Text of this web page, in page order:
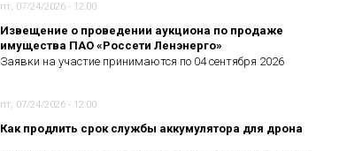
пт, 07/24/2026 - 12:00
Извещение о проведении аукциона по продаже
имущества ПАО «Россети Ленэнерго»
Заявки на участие принимаются по 04 сентября 2026
пт, 07/24/2026 - 12:00
Как продлить срок службы аккумулятора для дрона